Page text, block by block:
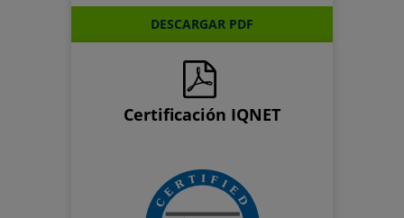
DESCARGAR PDF
Certificación IQNET